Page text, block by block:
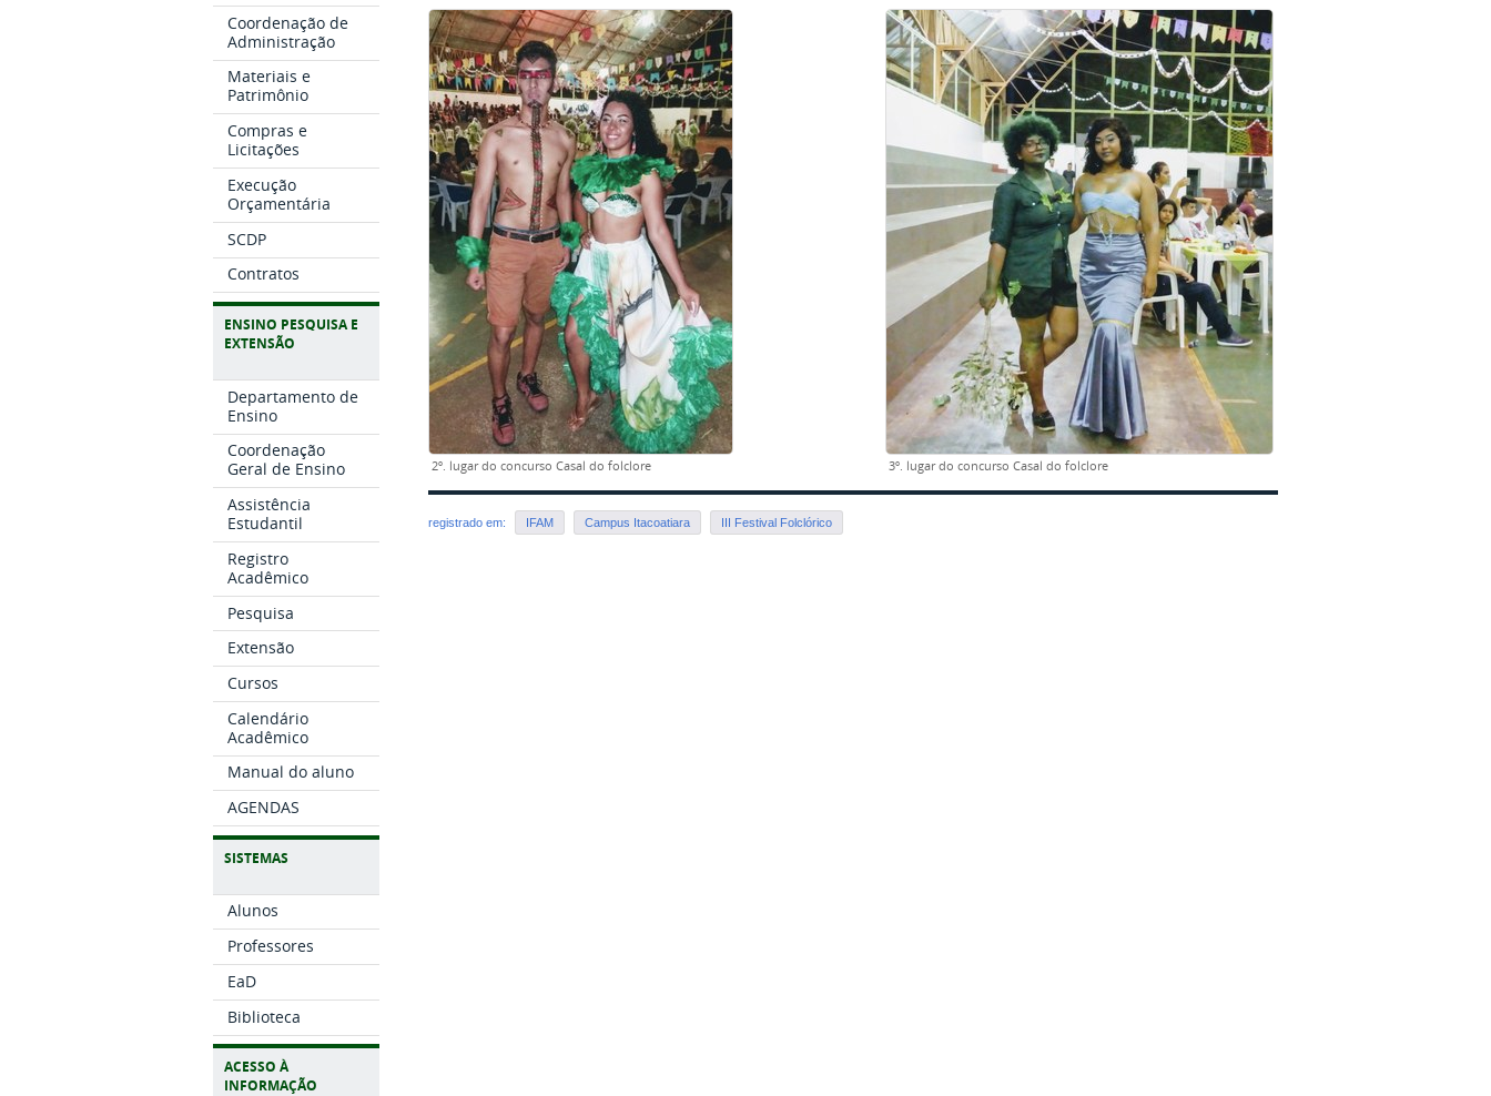
Coordenação de
Administração
Materiais e
Patrimônio
Compras e
Licitações
Execução
Orçamentária
SCDP
Contratos
ENSINO PESQUISA E
EXTENSÃO
Departamento de
Ensino
Coordenação
Geral de Ensino
Assistência
Estudantil
Registro
Acadêmico
Pesquisa
Extensão
Cursos
Calendário
Acadêmico
Manual do aluno
AGENDAS
SISTEMAS
Alunos
Professores
EaD
Biblioteca
ACESSO À
INFORMAÇÃO
2º. lugar do concurso Casal do folclore 3º. lugar do concurso Casal do folclore
registrado em: IFAM Campus Itacoatiara III Festival Folclórico